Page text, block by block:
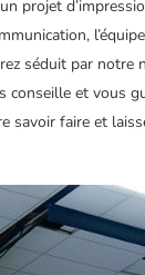
projet
séduit par notre
et vous
savoir faire et